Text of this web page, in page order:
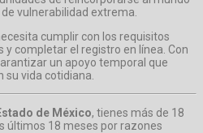
vulnerabilidad extrema.
cumplir con los requisitos
y completar el registro en línea. Con
un apoyo temporal que
su vida cotidiana.
de México, tienes más de 18
últimos 18 meses por razones